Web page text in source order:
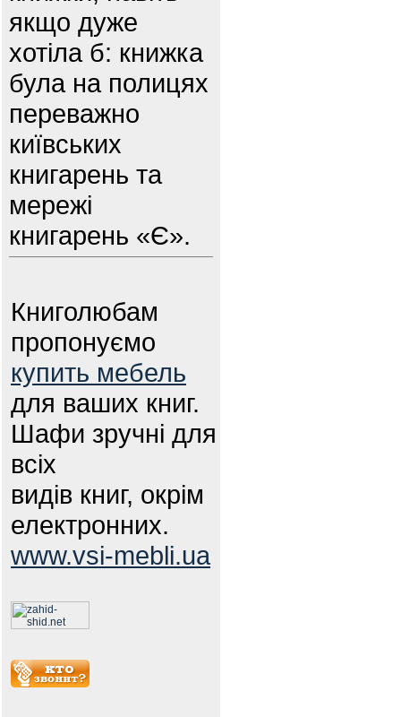
якщо дуже
хотіла б: книжка
була на полицях
переважно
київських
книгарень та
мережі
книгарень «Є».
Книголюбам
пропонуємо
купить мебель
для ваших книг.
Шафи зручні для
всіх
видів книг, окрім
електронних.
www.vsi-mebli.ua